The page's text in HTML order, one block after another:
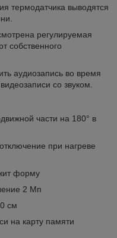
термодатчика выводятся
регулируемая
собственного
аудиозапись во время
со звуком.
части на 180° в
при нагреве
форму
2 Мп
см
на карту памяти